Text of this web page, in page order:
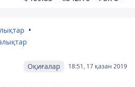
18:51, 17 қазан 2019
Оқиғалар